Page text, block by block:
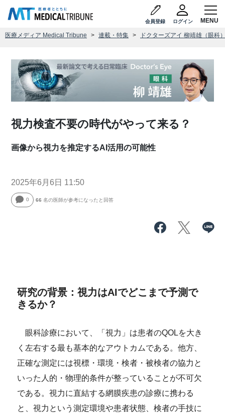
会員登録 ログイン
医療メディア Medical Tribune 連載・特集 ドクターズアイ 柳靖雄（眼科
視力検査不要の時代がやって来る？
画像から視力を推定するAI活用の可能性
2025年6月6日 11:50
0 66 名の医師が参考になったと回答
研究の背景：視力はAIでどこまで予測で
きるか？
眼科診療において、「視力」は患者のQOLを大き
く左右する最も基本的なアウトカムである。他方、
正確な測定には視標・環境・検者・被検者の協力と
いった人的・物理的条件が整っていることが不可欠
である。視力に直結する網膜疾患の診療に携わる
と、視力という測定環境や患者状態、検者の手技に